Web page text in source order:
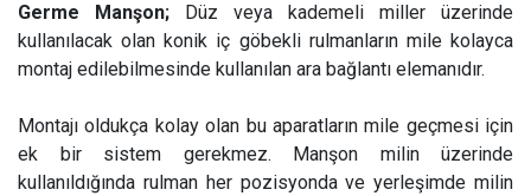
Germe Manşon; Düz veya kademeli miller üzerinde
kullanılacak olan konik iç göbekli rulmanların mile kolayca
montaj edilebilmesinde kullanılan ara bağlantı elemanıdır.
Montajı oldukça kolay olan bu aparatların mile geçmesi için
ek bir sistem gerekmez. Manşon milin üzerinde
kullanıldığında rulman her pozisyonda ve yerleşimde milin